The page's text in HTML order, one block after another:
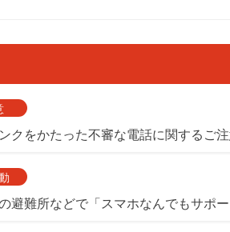
クをかたった不審な電話に関するご
避難所などで「スマホなんでもサポ